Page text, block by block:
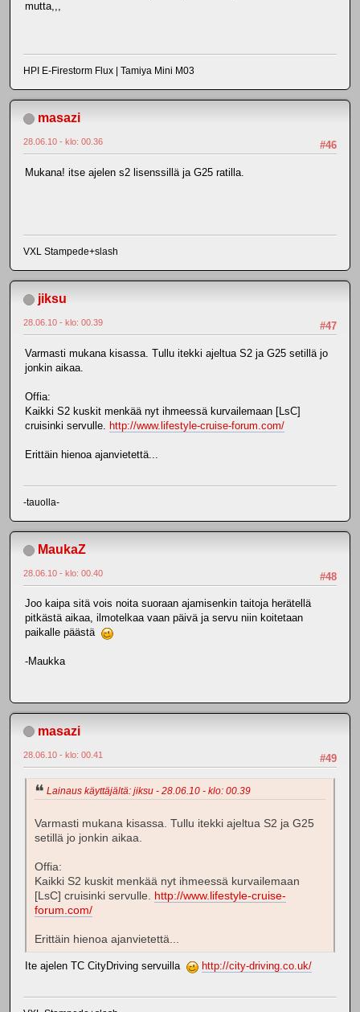
mutta,,,
HPI E-Firestorm Flux | Tamiya Mini M03
masazi
#46
28.06.10 - klo: 00.36
Mukana! itse ajelen s2 lisenssillä ja G25 ratilla.
VXL Stampede+slash
jiksu
#47
28.06.10 - klo: 00.39
Varmasti mukana kisassa. Tullu itekki ajeltua S2 ja G25 setillä jo
jonkin aikaa.
Offia:
Kaikki S2 kuskit menkää nyt ihmeessä kurvailemaan [LsC]
cruisinki servulle. http://www.lifestyle-cruise-forum.com/
Erittäin hienoa ajanvietettä...
-tauolla-
MaukaZ
#48
28.06.10 - klo: 00.40
Joo kaipa sitä vois noita suoraan ajamisenkin taitoja herätellä
pitkästä aikaa, ilmotelkaa vaan päivä ja servu niin koitetaan
paikalle päästä
-Maukka
masazi
#49
28.06.10 - klo: 00.41
Lainaus käyttäjältä: jiksu - 28.06.10 - klo: 00.39
Varmasti mukana kisassa. Tullu itekki ajeltua S2 ja G25
setillä jo jonkin aikaa.
Offia:
Kaikki S2 kuskit menkää nyt ihmeessä kurvailemaan
[LsC] cruisinki servulle. http://www.lifestyle-cruise-
forum.com/
Erittäin hienoa ajanvietettä...
Ite ajelen TC CityDriving servuilla http://city-driving.co.uk/